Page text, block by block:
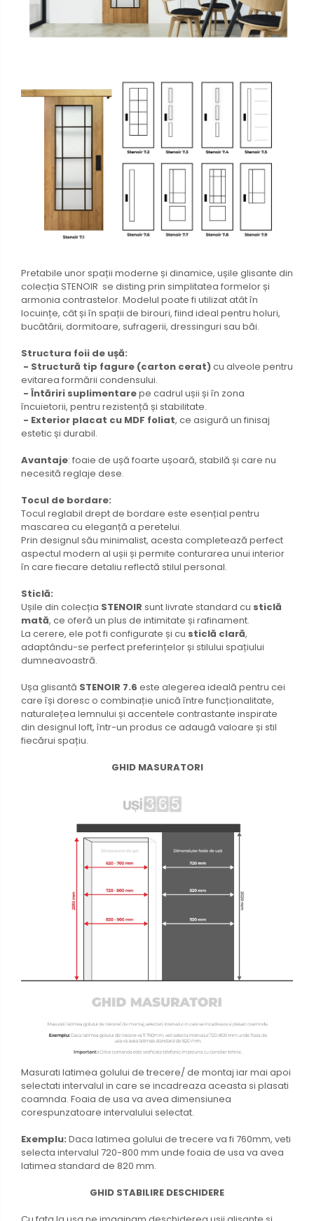
Pretabile unor spații moderne și dinamice, ușile glisante din
colecția STENOIR se disting prin simplitatea formelor și
armonia contrastelor. Modelul poate fi utilizat atât în
locuințe, cât și în spații de birouri, fiind ideal pentru holuri,
bucătării, dormitoare, sufragerii, dressinguri sau băi.
Structura foii de ușă:
- Structură tip fagure (carton cerat)cu alveole pentru
evitarea formării condensului.
- Întăriri suplimentarepe cadrul ușii și în zona
încuietorii, pentru rezistență și stabilitate.
- Exterior placat cu MDF foliat, ce asigură un finisaj
estetic și durabil.
Avantaje: foaie de ușă foarte ușoară, stabilă și care nu
necesită reglaje dese.
Tocul de bordare:
Tocul reglabil drept de bordare este esențial pentru
mascarea cu eleganță a peretelui.
Prin designul său minimalist, acesta completează perfect
aspectul modern al ușii și permite conturarea unui interior
în care fiecare detaliu reflectă stilul personal.
Sticlă:
Ușile din colecția STENOIR sunt livrate standard cu sticlă
mată, ce oferă un plus de intimitate și rafinament.
La cerere, ele pot fi configurate și cu sticlă clară,
adaptându-se perfect preferințelor și stilului spațiului
dumneavoastră.
Ușa glisantă STENOIR 7.6 este alegerea ideală pentru cei
care își doresc o combinație unică între funcționalitate,
naturalețea lemnului și accentele contrastante inspirate
din designul loft, într-un produs ce adaugă valoare și stil
fiecărui spațiu.
GHID MASURATORI
Masurati latimea golului de trecere/ de montaj iar mai apoi
selectati intervalul in care se incadreaza aceasta si plasati
coamnda. Foaia de usa va avea dimensiunea
corespunzatoare intervalului selectat.
Exemplu: Daca latimea golului de trecere va fi 760mm, veti
selecta intervalul 720-800 mm unde foaia de usa va avea
latimea standard de 820 mm.
GHID STABILIRE DESCHIDERE